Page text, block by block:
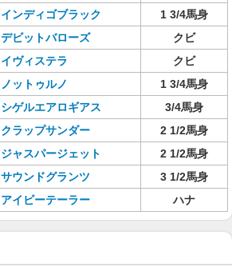
インディゴブラック
1 3/4馬身
デビットバローズ
クビ
イヴィステラ
クビ
ノットゥルノ
1 3/4馬身
シゲルエアロギアス
3/4馬身
クラップサンダー
2 1/2馬身
ジャスパージェット
2 1/2馬身
サウンドグランツ
3 1/2馬身
アイビーテーラー ハナ